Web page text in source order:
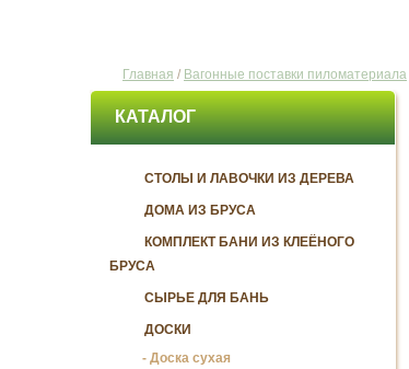
Главная / Вагонные поставки пиломатериала
КАТАЛОГ
СТОЛЫ И ЛАВОЧКИ ИЗ ДЕРЕВА
ДОМА ИЗ БРУСА
КОМПЛЕКТ БАНИ ИЗ КЛЕЁНОГО
БРУСА
СЫРЬЕ ДЛЯ БАНЬ
ДОСКИ
Доска сухая